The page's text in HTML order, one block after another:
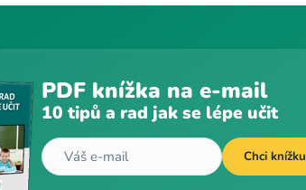
PDF knížka na e-mail
10 tipů a rad jak se lépe učit
Chci knížku